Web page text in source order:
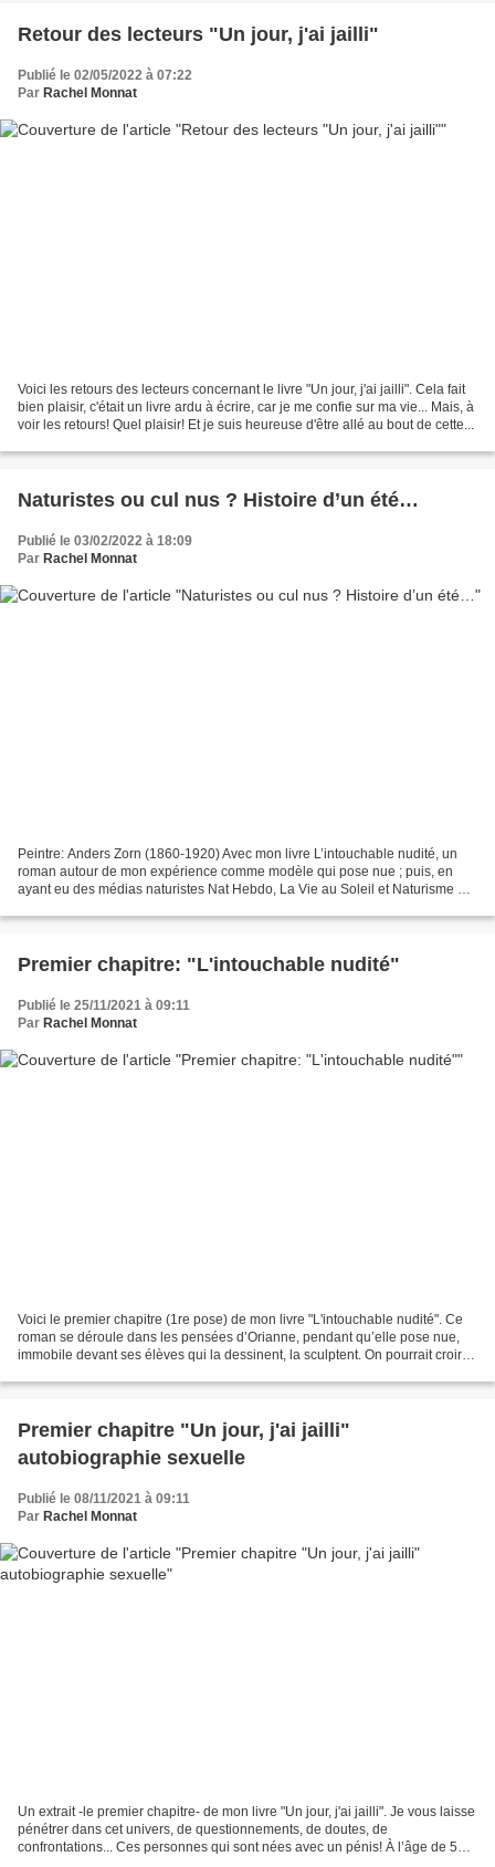
Retour des lecteurs "Un jour, j'ai jailli"
Publié le 02/05/2022 à 07:22
Par Rachel Monnat
Voici les retours des lecteurs concernant le livre "Un jour, j'ai jailli". Cela fait
bien plaisir, c'était un livre ardu à écrire, car je me confie sur ma vie... Mais, à
voir les retours! Quel plaisir! Et je suis heureuse d'être allé au bout de cette...
Naturistes ou cul nus ? Histoire d’un été…
Publié le 03/02/2022 à 18:09
Par Rachel Monnat
Peintre: Anders Zorn (1860-1920) Avec mon livre L’intouchable nudité, un
roman autour de mon expérience comme modèle qui pose nue ; puis, en
ayant eu des médias naturistes Nat Hebdo, La Vie au Soleil et Naturisme TV
Premier chapitre: "L'intouchable nudité"
Publié le 25/11/2021 à 09:11
Par Rachel Monnat
Voici le premier chapitre (1re pose) de mon livre "L'intouchable nudité". Ce
roman se déroule dans les pensées d’Orianne, pendant qu’elle pose nue,
immobile devant ses élèves qui la dessinent, la sculptent. On pourrait croire
Premier chapitre "Un jour, j'ai jailli"
autobiographie sexuelle
Publié le 08/11/2021 à 09:11
Par Rachel Monnat
Un extrait -le premier chapitre- de mon livre "Un jour, j'ai jailli". Je vous laisse
pénétrer dans cet univers, de questionnements, de doutes, de
confrontations... Ces personnes qui sont nées avec un pénis! À l’âge de 5